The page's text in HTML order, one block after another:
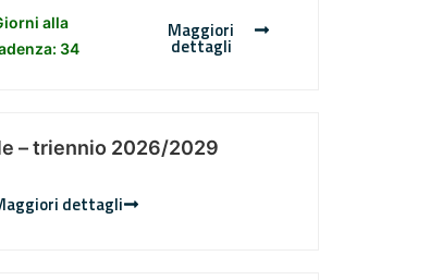
alla
34
Maggiori
dettagli
– triennio 2026/2029
dettagli